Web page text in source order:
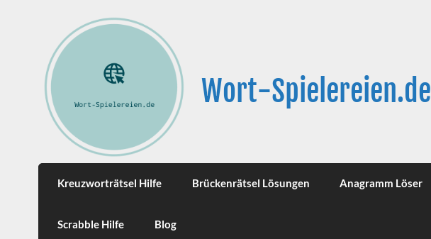
Wort-Spielereien.de
Kreuzworträtsel Hilfe Brückenrätsel Lösungen Anagramm Löser
Scrabble Hilfe Blog